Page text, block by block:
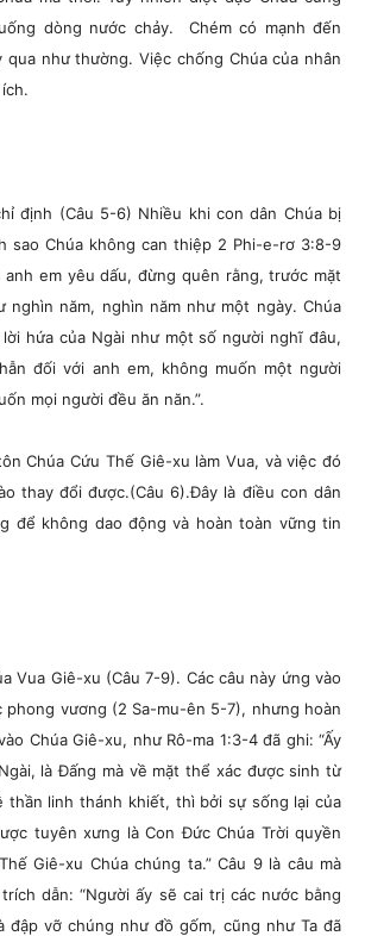
dòng nước chảy. Chém có mạnh đến
qua như thường. Việc chống Chúa của nhân
(Câu 5-6) Nhiều khi con dân Chúa bị
sao Chúa không can thiệp 2 Phi-e-rơ 3:8-9
anh em yêu dấu, đừng quên rằng, trước mặt
nghìn năm, nghìn năm như một ngày. Chúa
hứa của Ngài như một số người nghĩ đâu,
đối với anh em, không muốn một người
mọi người đều ăn năn.”.
Chúa Cứu Thế Giê-xu làm Vua, và việc đó
thay đổi được.(Câu 6).Đây là điều con dân
để không dao động và hoàn toàn vững tin
Giê-xu (Câu 7-9). Các câu này ứng vào
vương (2 Sa-mu-ên 5-7), nhưng hoàn
Chúa Giê-xu, như Rô-ma 1:3-4 đã ghi: “Ấy
là Đấng mà về mặt thể xác được sinh từ
thần linh thánh khiết, thì bởi sự sống lại của
tuyên xưng là Con Đức Chúa Trời quyền
Giê-xu Chúa chúng ta.” Câu 9 là câu mà
dẫn: “Người ấy sẽ cai trị các nước bằng
đập vỡ chúng như đồ gốm, cũng như Ta đã